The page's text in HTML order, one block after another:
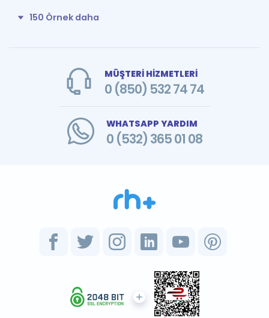
150 Örnek daha
MÜŞTERİ HİZMETLERİ
0 (850) 532 74 74
WHATSAPP YARDIM
0 (532) 365 01 08